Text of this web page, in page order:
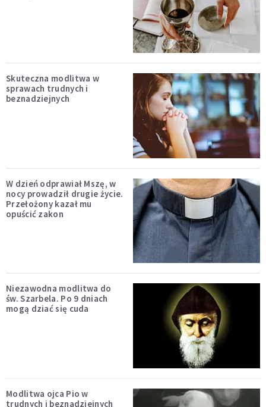
Skuteczna modlitwa w
sprawach trudnych i
beznadziejnych
W dzień odprawiał Mszę, w
nocy prowadził drugie życie.
Przełożony kazał mu
opuścić zakon
Niezawodna modlitwa do
św. Szarbela. Po 9 dniach
mogą dziać się cuda
Modlitwa ojca Pio w
trudnych i beznadziejnych